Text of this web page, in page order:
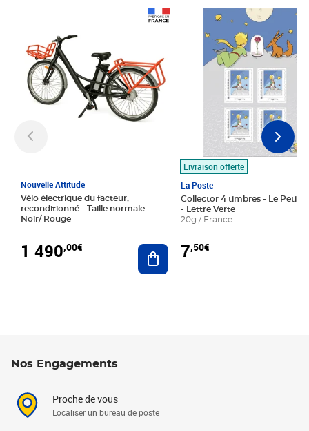
Nouvelle Attitude
Vélo électrique du facteur,
reconditionné - Taille normale -
Noir/ Rouge
1 490,00€ Ajouter au panier
Livraison offerte
La Poste
Collector 4 timbres - Le Petit
- Lettre Verte
20g / France
7,50€
Prix 7,50€
Nos Engagements
Proche de vous
Localiser un bureau de poste